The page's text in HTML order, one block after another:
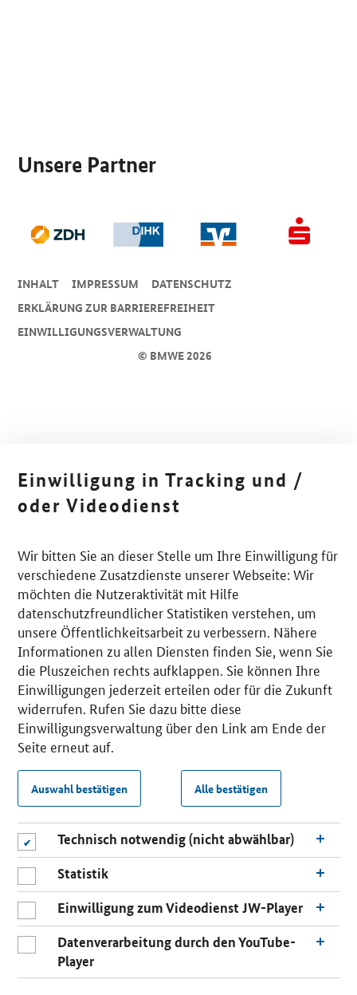
Unsere Partner
© BMWE 2026
INHALT IMPRESSUM
DA­TEN­SCHUTZ
ERKLÄRUNG ZUR BARRIEREFREIHEIT
EINWILLIGUNGSVERWALTUNG
Einwilligung in Tracking und /
oder Videodienst
Wir bitten Sie an dieser Stelle um Ihre Einwilligung für
verschiedene Zusatzdienste unserer Webseite: Wir
möchten die Nutzeraktivität mit Hilfe
datenschutzfreundlicher Statistiken verstehen, um
unsere Öffentlichkeitsarbeit zu verbessern. Nähere
Informationen zu allen Diensten finden Sie, wenn Sie
die Pluszeichen rechts aufklappen. Sie können Ihre
Einwilligungen jederzeit erteilen oder für die Zukunft
widerrufen. Rufen Sie dazu bitte diese
Einwilligungsverwaltung über den Link am Ende der
Seite erneut auf.
Auswahl bestätigen Alle bestätigen
Technisch notwendig (nicht abwählbar)
Statistik
Einwilligung zum Videodienst JW-Player
Datenverarbeitung durch den YouTube-
Player